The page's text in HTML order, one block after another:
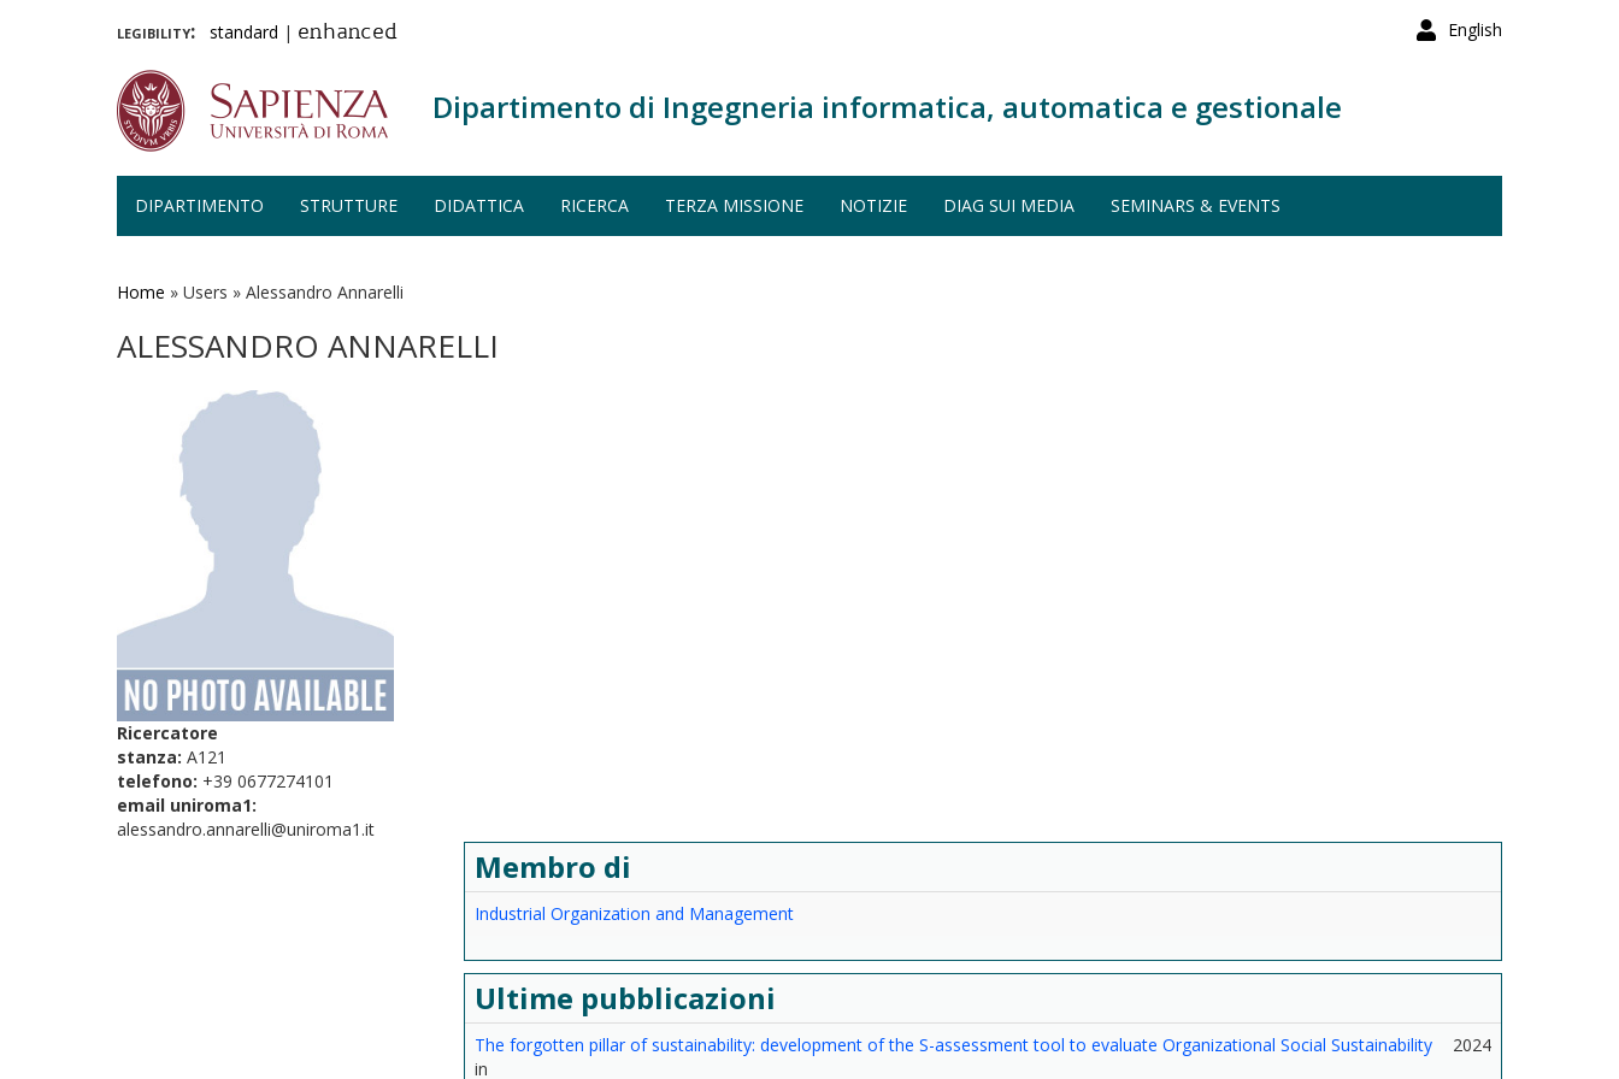
English
legibility: standard | enhanced
Dipartimento di Ingegneria informatica, automatica e gestionale
DIPARTIMENTO STRUTTURE DIDATTICA RICERCA TERZA MISSIONE NOTIZIE DIAG SUI MEDIA SEMINARS & EVENTS
Home » Users » Alessandro Annarelli
ALESSANDRO ANNARELLI
Ricercatore
stanza: A121
telefono: +39 0677274101
email uniroma1:
alessandro.annarelli@uniroma1.it
Membro di
Industrial Organization and Management
Ultime pubblicazioni
The forgotten pillar of sustainability: development of the S-assessment tool to evaluate Organizational Social Sustainability
in
2024